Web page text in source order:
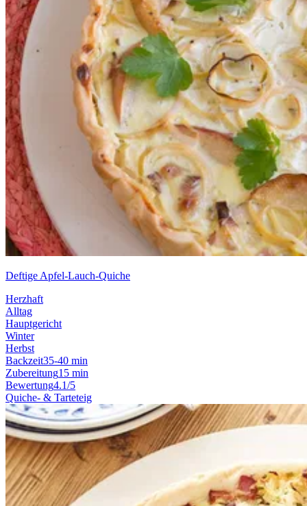
Deftige Apfel-Lauch-Quiche
Herzhaft
Alltag
Hauptgericht
Winter
Herbst
Backzeit35-40 min
Zubereitung15 min
Bewertung4.1/5
Quiche- & Tarteteig